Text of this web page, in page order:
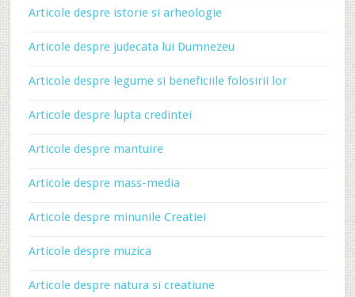
Articole despre istorie si arheologie
Articole despre judecata lui Dumnezeu
Articole despre legume si beneficiile folosirii lor
Articole despre lupta credintei
Articole despre mantuire
Articole despre mass-media
Articole despre minunile Creatiei
Articole despre muzica
Articole despre natura si creatiune